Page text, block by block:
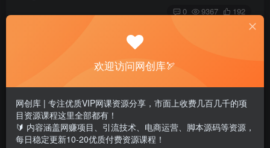
0 9367 192
欢迎访问网创库🏹
网创库 | 专注优质VIP网课资源分享，市面上收费几百几千的项
目资源课程这里全部都有！
🔰 内容涵盖网赚项目、引流技术、电商运营、脚本源码等资源，
每日稳定更新10-20优质付费资源课程！